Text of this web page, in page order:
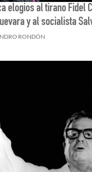
elogios al tirano Fidel
y al socialista
RONDÓN